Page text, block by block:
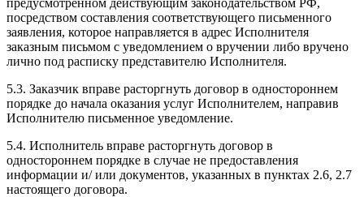
посредством составления соответствующего письменного
заявления, которое направляется в адрес Исполнителя
заказным письмом с уведомлением о вручении либо вручено
лично под расписку представителю Исполнителя.
5.3. Заказчик вправе расторгнуть договор в одностороннем
порядке до начала оказания услуг Исполнителем, направив
Исполнителю письменное уведомление.
5.4. Исполнитель вправе расторгнуть договор в
одностороннем порядке в случае не предоставления
информации и/ или документов, указанных в пунктах 2.6, 2.7
настоящего договора.